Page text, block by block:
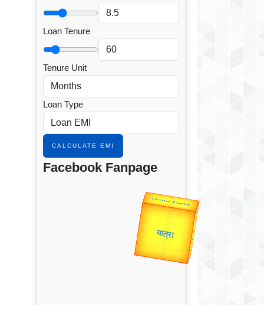
Loan Tenure
Tenure Unit
Loan Type
CALCULATE EMI
Facebook Fanpage
Valentine's
Gold Rate